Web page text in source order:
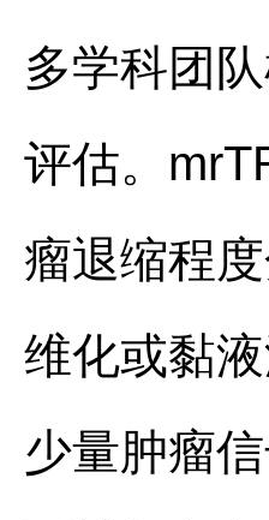
多学科团
评估。
瘤退缩程
维化或黏
少量肿瘤